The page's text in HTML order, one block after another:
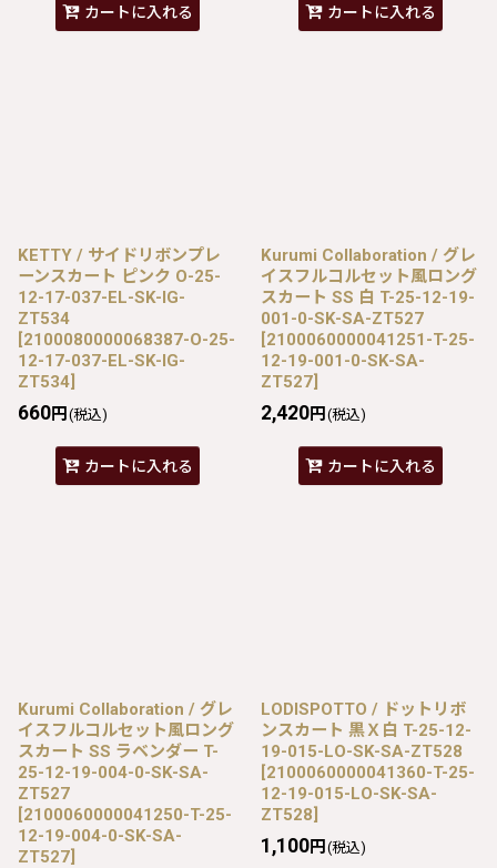
カートに入れる カートに入れる
KETTY / サイドリボンプレ
ーンスカート ピンク O-25-
12-17-037-EL-SK-IG-
ZT534
[2100080000068387-O-25-
12-17-037-EL-SK-IG-
ZT534]
660円 (税込)
カートに入れる
Kurumi Collaboration / グレ
イスフルコルセット風ロング
スカート SS 白 T-25-12-19-
001-0-SK-SA-ZT527
[2100060000041251-T-25-
12-19-001-0-SK-SA-
ZT527]
2,420円 (税込)
カートに入れる
Kurumi Collaboration / グレ
イスフルコルセット風ロング
スカート SS ラベンダー T-
25-12-19-004-0-SK-SA-
ZT527
[2100060000041250-T-25-
12-19-004-0-SK-SA-
ZT527]
LODISPOTTO / ドットリボ
ンスカート 黒Ｘ白 T-25-12-
19-015-LO-SK-SA-ZT528
[2100060000041360-T-25-
12-19-015-LO-SK-SA-
ZT528]
1,100円 (税込)